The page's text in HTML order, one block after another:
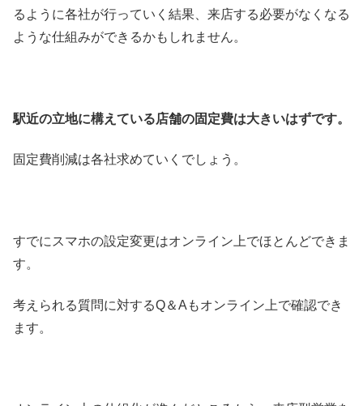
るように各社が行っていく結果、来店する必要がなくなる
ような仕組みができるかもしれません。
駅近の立地に構えている店舗の固定費は大きいはずです。
固定費削減は各社求めていくでしょう。
すでにスマホの設定変更はオンライン上でほとんどできま
す。
考えられる質問に対するQ＆Aもオンライン上で確認でき
ます。